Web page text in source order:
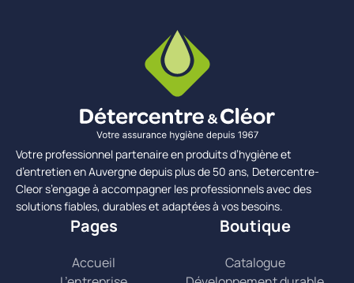
Votre professionnel partenaire en produits d’hygiène et
d’entretien en Auvergne depuis plus de 50 ans, Detercentre-
Cleor s’engage à accompagner les professionnels avec des
solutions fiables, durables et adaptées à vos besoins.
Pages
Accueil
Boutique
Catalogue